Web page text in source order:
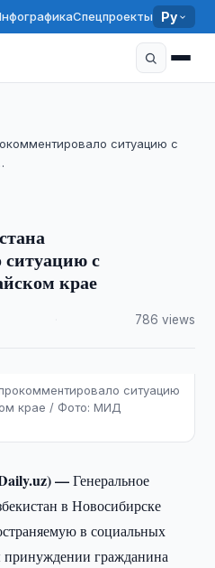
Спецпроекты Ру
ситуацию с
с
крае
786 views
ситуацию
крае / Фото: МИД
—Генеральное
в Новосибирске
в социальных
гражданина